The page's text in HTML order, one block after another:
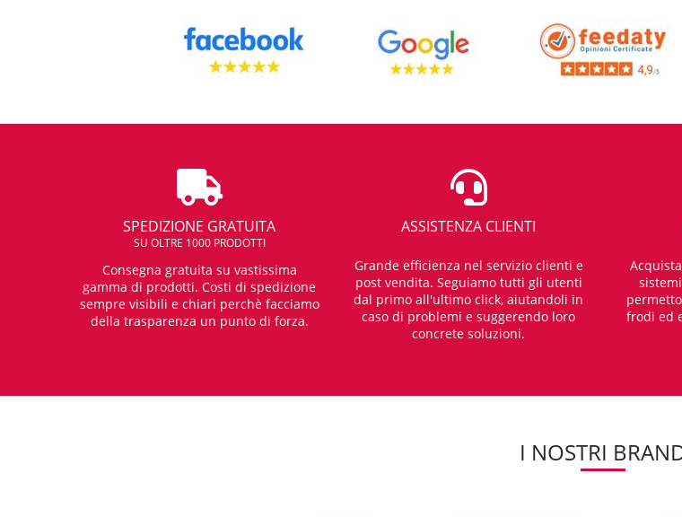
SPEDIZIONE GRATUITA
SU OLTRE 1000 PRODOTTI
Consegna gratuita su vastissima
gamma di prodotti. Costi di spedizione
sempre visibili e chiari perchè facciamo
della trasparenza un punto di forza.
ASSISTENZA CLIENTI
Grande efficienza nel servizio clienti e
post vendita. Seguiamo tutti gli utenti
dal primo all'ultimo click, aiutandoli in
caso di problemi e suggerendo loro
concrete soluzioni.
frodi ed
I NOSTRI